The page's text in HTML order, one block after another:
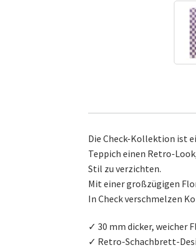
Die Check-Kollektion ist
Teppich einen Retro-
Stil zu verzichten.
Mit einer großzügigen
In Check verschmelzen
✓ 30 mm dicker, weicher
✓ Retro-Schachbrett-